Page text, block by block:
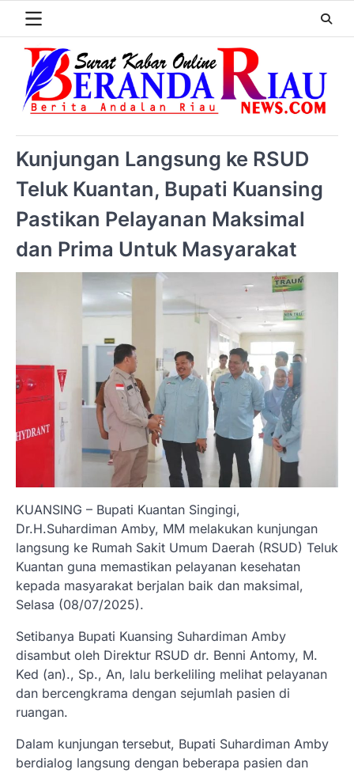
Kunjungan Langsung ke RSUD
Teluk Kuantan, Bupati Kuansing
Pastikan Pelayanan Maksimal
dan Prima Untuk Masyarakat
KUANSING – Bupati Kuantan Singingi,
Dr.H.Suhardiman Amby, MM melakukan kunjungan
langsung ke Rumah Sakit Umum Daerah (RSUD) Teluk
Kuantan guna memastikan pelayanan kesehatan
kepada masyarakat berjalan baik dan maksimal,
Selasa (08/07/2025).
Setibanya Bupati Kuansing Suhardiman Amby
disambut oleh Direktur RSUD dr. Benni Antomy, M.
Ked (an)., Sp., An, lalu berkeliling melihat pelayanan
dan bercengkrama dengan sejumlah pasien di
ruangan.
Dalam kunjungan tersebut, Bupati Suhardiman Amby
berdialog langsung dengan beberapa pasien dan